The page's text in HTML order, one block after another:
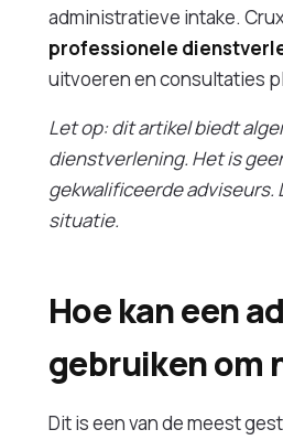
administratieve intake.
professionele
uitvoeren en consultaties
Let op: dit artikel biedt
dienstverlening. Het is
gekwalificeerde adviseurs.
situatie.
Hoe kan een
gebruiken om
Dit is een van de meest